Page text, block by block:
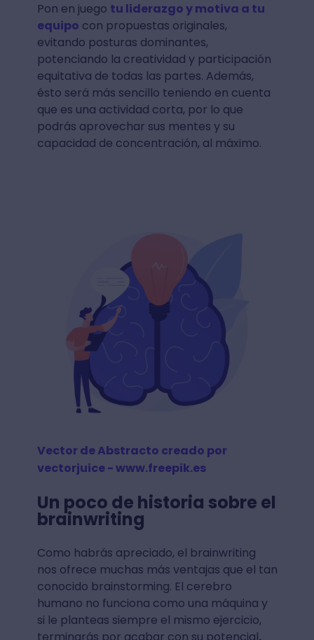
Pon en juego tu liderazgo y motiva a tu
equipo con propuestas originales,
evitando posturas dominantes,
potenciando la creatividad y participación
equitativa de todas las partes. Además,
ésto será más sencillo teniendo en cuenta
que es una actividad corta, por lo que
podrás aprovechar sus mentes y su
capacidad de concentración, al máximo.
Vector de Abstracto creado por
vectorjuice - www.freepik.es
Un poco de historia sobre el
brainwriting
Como habrás apreciado, el brainwriting
nos ofrece muchas más ventajas que el tan
conocido brainstorming. El cerebro
humano no funciona como una máquina y
si le planteas siempre el mismo ejercicio,